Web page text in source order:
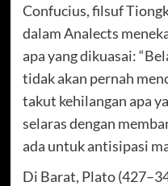
Confucius, filsuf
dalam Analects
apa yang dikuasai:
tidak akan pernah
takut kehilangan apa
selaras dengan
ada untuk antisipasi
Di Barat, Plato